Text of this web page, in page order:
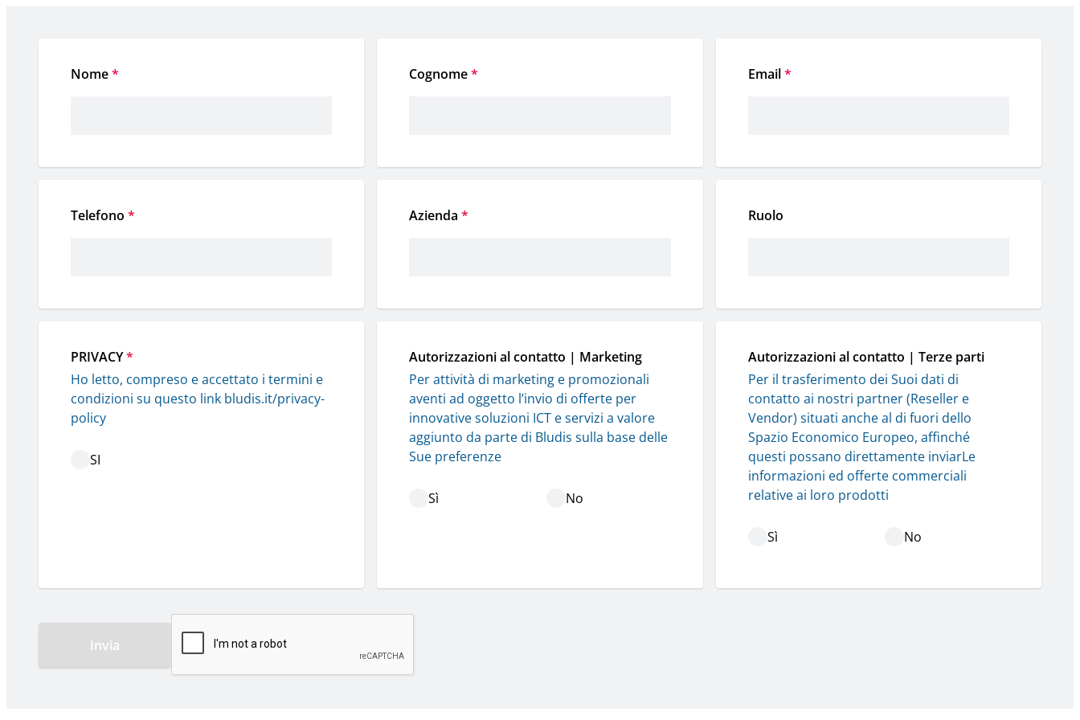
Nome* Cognome* Email*
Telefono * Azienda * Ruolo
PRIVACY*
Ho letto, compreso e accettato i termini e
condizioni su questo link bludis.it/privacy-
policy
SI
Autorizzazioni al contatto | Marketing
Per attività di marketing e promozionali
aventi ad oggetto l’invio di offerte per
innovative soluzioni ICT e servizi a valore
aggiunto da parte di Bludis sulla base delle
Sue preferenze
Sì No
Autorizzazioni al contatto | Terze parti
Per il trasferimento dei Suoi dati di
contatto ai nostri partner (Reseller e
Vendor) situati anche al di fuori dello
Spazio Economico Europeo, affinché
questi possano direttamente inviarLe
informazioni ed offerte commerciali
relative ai loro prodotti
Sì No